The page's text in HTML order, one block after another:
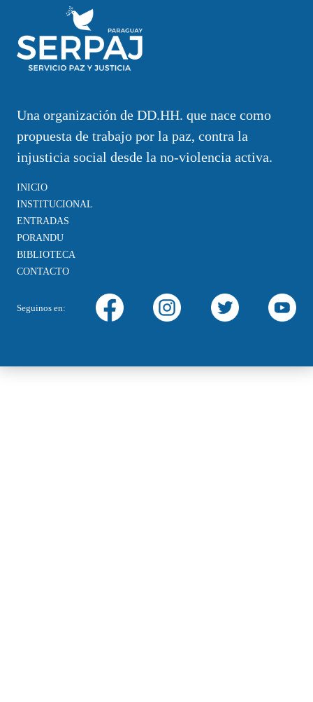
Una organización de DD.HH. que nace como
propuesta de trabajo por la paz, contra la
injusticia social desde la no-violencia activa.
INICIO
INSTITUCIONAL
ENTRADAS
PORANDU
BIBLIOTECA
CONTACTO
Seguinos en: